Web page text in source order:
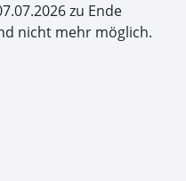
zu Ende
nicht mehr möglich.